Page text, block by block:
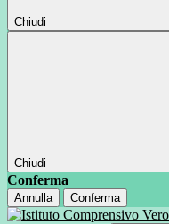
Chiudi
Chiudi
Conferma
Annulla Conferma